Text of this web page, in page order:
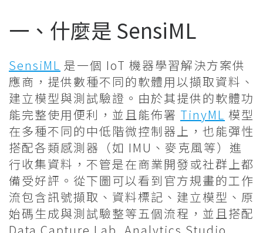
一、什麼是 SensiML
SensiML 是一個 IoT 機器學習解決方案供
應商，提供數種不同的軟體用以擷取資料、
建立模型與測試驗證。由於其提供的軟體功
能完整使用便利，並且能佈署 TinyML 模型
在多種不同的中低階微控制器上，也能彈性
搭配各類感測器（如 IMU、麥克風等）進
行收集資料，不管是在商業開發或社群上都
備受好評。從下圖可以看到官方規畫的工作
流包含訊號擷取、資料標記、建立模型、原
始碼生成與測試驗整等五個流程，並且搭配
Data Capture Lab, Analytics Studio,